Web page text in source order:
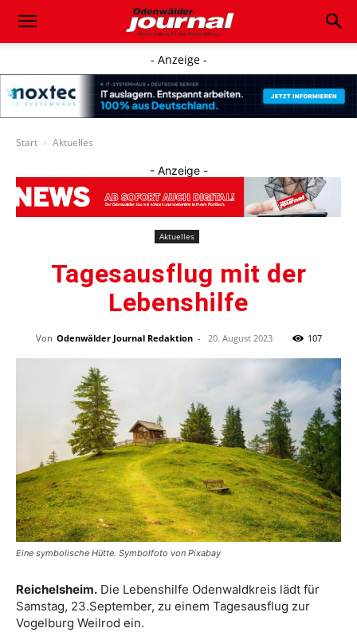
- Anzeige -
Start Aktuelles
- Anzeige -
Aktuelles
Tagesausflug mit der
Lebenshilfe
Von Odenwälder Journal Redaktion - 20. August 2023 107
Eine symbolische Hütte. Symbolfoto von Pixabay
Reichelsheim. Die Lebenshilfe Odenwaldkreis lädt für
Samstag, 23.September, zu einem Tagesausflug zur
Vogelburg Weilrod ein.